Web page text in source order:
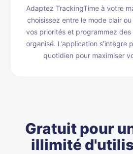
Adaptez TrackingTime à votre
choisissez entre le mode clair
vos priorités et programmez
organisé. L’application s’intègre
quotidien pour maximiser
Gratuit pour
illimité